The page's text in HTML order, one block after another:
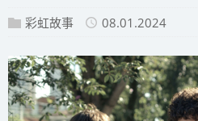
彩虹故事 08.01.2024